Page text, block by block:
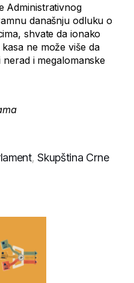
Administrativnog
današnju odluku o
shvate da ionako
ne može više da
i megalomanske
,Skupština Crne